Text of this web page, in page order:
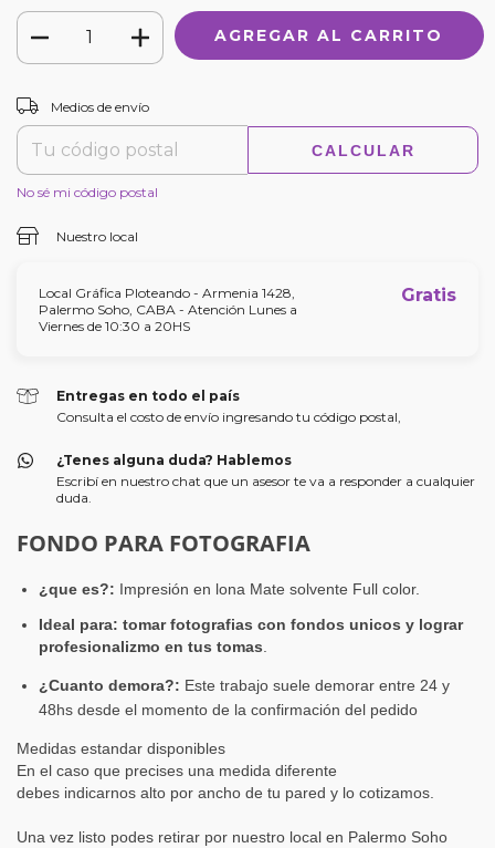
Entregas para el CP:
Medios de envío
CALCULAR
No sé mi código postal
Nuestro local
Local Gráfica Ploteando - Armenia 1428,
Palermo Soho, CABA - Atención Lunes a
Viernes de 10:30 a 20HS
Gratis
Entregas en todo el país
Consulta el costo de envío ingresando tu código postal,
¿Tenes alguna duda? Hablemos
Escribí en nuestro chat que un asesor te va a responder a cualquier
duda.
FONDO PARA FOTOGRAFIA
¿que es?: Impresión en lona Mate solvente Full color.
Ideal para: tomar fotografias con fondos unicos y lograr
profesionalizmo en tus tomas.
¿Cuanto demora?: Este trabajo suele demorar entre 24 y
48hs desde el momento de la confirmación del pedido
Medidas estandar disponibles
En el caso que precises una medida diferente
debes indicarnos alto por ancho de tu pared y lo cotizamos.
Una vez listo podes retirar por nuestro local en Palermo Soho